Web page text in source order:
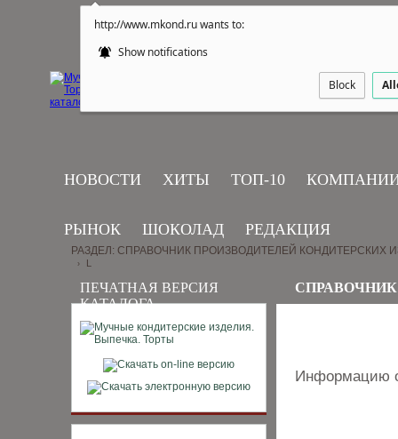
http://www.mkond.ru wants to:
Show notifications
Block
НОВОСТИ ХИТЫ ТОП-10
РЫНОК ШОКОЛАД РЕДАКЦИЯ
ПЕЧАТНАЯ ВЕРСИЯ
КАТАЛОГА
РАЗДЕЛ: СПРАВОЧНИК ПРОИЗВОДИТЕЛЕЙ КОНДИТЕРСКИХ
› L
Информацию